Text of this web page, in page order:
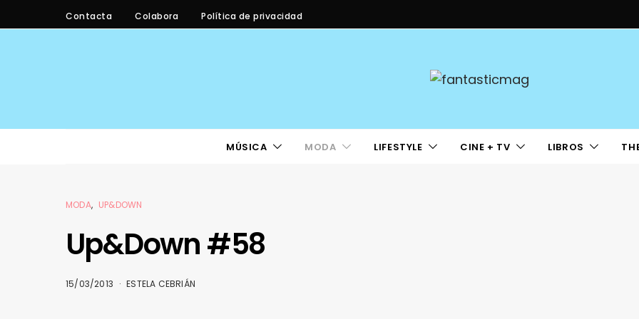
Contacta Colabora Política de privacidad
MÚSICA MODA LIFESTYLE CINE + TV LIBROS
MODA UP&DOWN
Up&Down #58
15/03/2013 ESTELA CEBRIÁN